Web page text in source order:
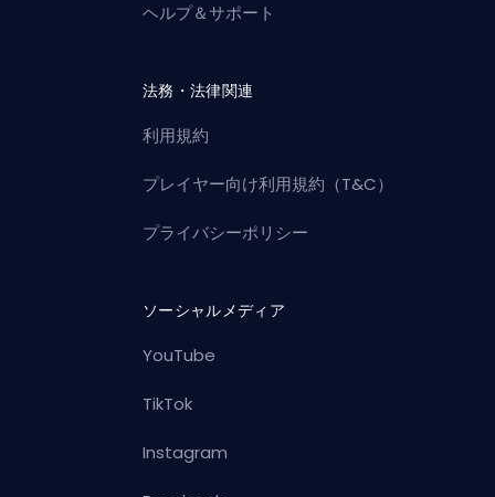
ヘルプ＆サポート
法務・法律関連
利用規約
プレイヤー向け利用規約（T&C）
プライバシーポリシー
ソーシャルメディア
YouTube
TikTok
Instagram